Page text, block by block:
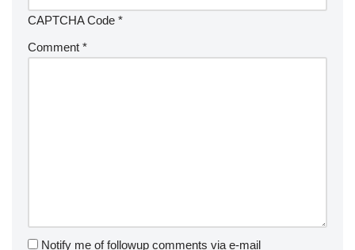
CAPTCHA Code *
Comment *
Notify me of followup comments via e-mail